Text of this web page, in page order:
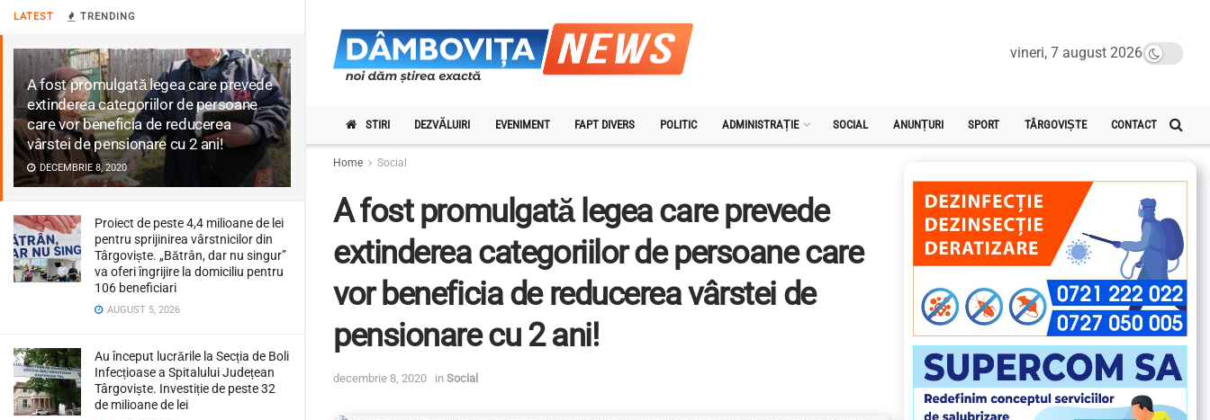
LATEST TRENDING
A fost promulgată legea care prevede
extinderea categoriilor de persoane
care vor beneficia de reducerea
vârstei de pensionare cu 2 ani!
DECEMBRIE 8, 2020
Proiect de peste 4,4 milioane de lei
pentru sprijinirea vârstnicilor din
Târgoviște. „Bătrân, dar nu singur”
va oferi îngrijire la domiciliu pentru
106 beneficiari
AUGUST 5, 2026
Au început lucrările la Secția de Boli
Infecțioase a Spitalului Județean
Târgoviște. Investiție de peste 32
de milioane de lei
vineri, 7 august 2026
STIRI DEZVĂLUIRI EVENIMENT FAPT DIVERS POLITIC ADMINISTRAȚIE SOCIAL ANUNȚURI SPORT TÂRGOVIȘTE CONTACT
Home Social
A fost promulgată legea care prevede
extinderea categoriilor de persoane care
vor beneficia de reducerea vârstei de
pensionare cu 2 ani!
decembrie 8, 2020 in Social